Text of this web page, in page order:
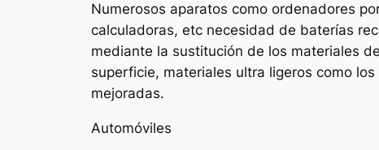
Numerosos aparatos como ordenadores
calculadoras, etc necesidad de baterías
mediante la sustitución de los materiales
superficie, materiales ultra ligeros como
mejoradas.
Automóviles